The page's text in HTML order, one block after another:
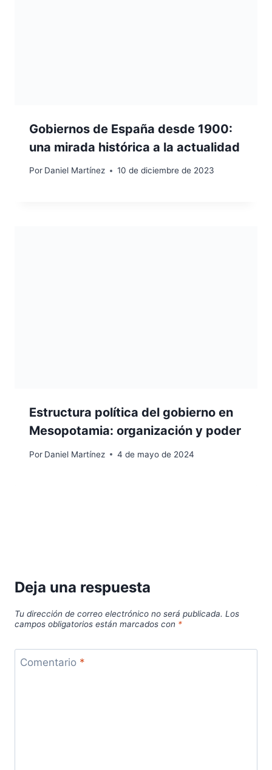
Gobiernos de España desde 1900:
una mirada histórica a la actualidad
Por Daniel Martínez 10 de diciembre de 2023
Estructura política del gobierno en
Mesopotamia: organización y poder
Por Daniel Martínez 4 de mayo de 2024
Deja una respuesta
Tu dirección de correo electrónico no será publicada. Los
campos obligatorios están marcados con *
Comentario *